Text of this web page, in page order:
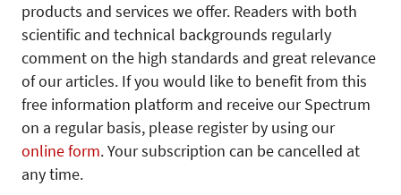
products and services we offer. Readers with both
scientific and technical backgrounds regularly
comment on the high standards and great relevance
of our articles. If you would like to benefit from this
free information platform and receive our Spectrum
on a regular basis, please register by using our
online form. Your subscription can be cancelled at
any time.